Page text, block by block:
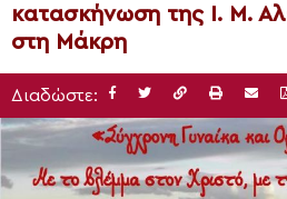
κατασκήνωση της Ι. Μ.
στη Μάκρη
Διαδώστε: